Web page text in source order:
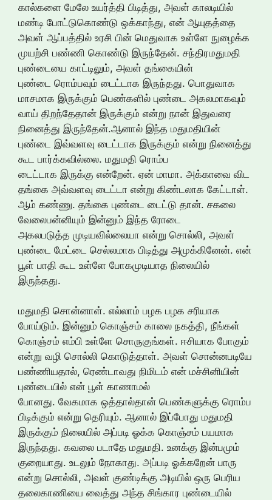
கால்களை மேலே உயர்த்தி பிடித்து, அவள் காலடியில்
மண்டி போட்டுகொண்டு ஒக்காந்து, என் ஆயுதத்தை
அவள் ஆப்பத்தில் உரசி பின் மெதுவாக உள்ளே நுழைக்க
முயற்சி பண்ணி கொண்டு இருந்தேன். சந்திரமதுமதி
புண்டையை காட்டிலும், அவள் தங்கையின்
புண்டை ரொம்பவும் டைட்டாக இருந்தது. பொதுவாக
மாசமாக இருக்கும் பெண்களில் புண்டை அகலமாகவும்
வாய் திறந்தேதான் இருக்கும் என்று நான் இதுவரை
நினைத்து இருந்தேன்.ஆனால் இந்த மதுமதியின்
புண்டை இவ்வளவு டைட்டாக இருக்கும் என்று நினைத்து
கூட பார்க்கவில்லை. மதுமதி ரொம்ப
டைட்டாக இருக்கு என்றேன். ஏன் மாமா. அக்காவை விட
தங்கை அவ்வளவு டைட்டா என்று கிண்டலாக கேட்டாள்.
ஆம் கண்ணு. தங்கை புண்டை டைட்டு தான். சகலை
வேலைபன்னியும் இன்னும் இந்த ரோடை
அகலபடுத்த முடியவில்லையா என்று சொல்லி, அவள்
புண்டை மேட்டை செல்லமாக பிடித்து அமுக்கினேன். என்
பூள் பாதி கூட உள்ளே போகமுடியாத நிலையில்
இருந்தது.
மதுமதி சொன்னாள். எல்லாம் பழக பழக சரியாக
போய்டும். இன்னும் கொஞ்சம் காலை நகத்தி, நீங்கள்
கொஞ்சம் எம்பி உள்ளே சொருகுங்கள். ஈசியாக போகும்
என்று வழி சொல்லி கொடுத்தாள். அவள் சொன்னபடியே
பண்ணியதால், ரெண்டாவது நிமிடம் என் மச்சினியின்
புண்டையில் என் பூள் காணாமல்
போனது. வேகமாக ஒத்தால்தான் பெண்களுக்கு ரொம்ப
பிடிக்கும் என்று தெரியும். ஆனால் இப்போது மதுமதி
இருக்கும் நிலையில் அப்படி ஓக்க கொஞ்சம் பயமாக
இருந்தது. கவலை படாதே மதுமதி. உனக்கு இன்பமும்
குறையாது. உடலும் நோகாது. அப்படி ஓக்கறேன் பாரு
என்று சொல்லி, அவள் குண்டிக்கு அடியில் ஒரு பெரிய
தலைகாணியை வைத்து அந்த சிங்கார புண்டையில்